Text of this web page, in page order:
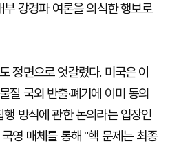
강경파 여론을 의식한 행보로
정면으로 엇갈렸다. 미국은 이
질 국외 반출·폐기에 이미 동의
방식에 관한 논의라는 입장인
영 매체를 통해 "핵 문제는 최종